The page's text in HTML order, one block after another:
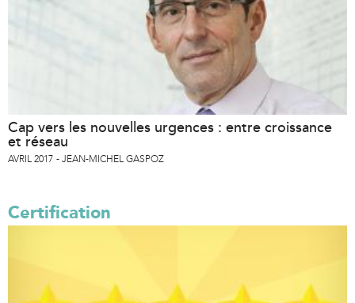
Cap vers les nouvelles urgences : entre croissance
et réseau
AVRIL 2017 JEAN-MICHEL GASPOZ
Certification